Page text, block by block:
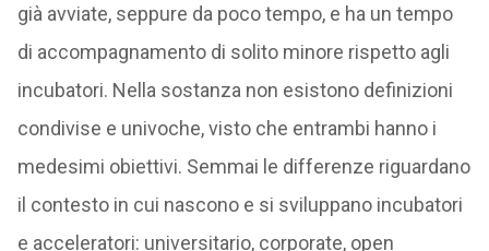
già avviate, seppure da poco tempo, e ha un tempo
di accompagnamento di solito minore rispetto agli
incubatori. Nella sostanza non esistono definizioni
condivise e univoche, visto che entrambi hanno i
medesimi obiettivi. Semmai le differenze riguardano
il contesto in cui nascono e si sviluppano incubatori
e acceleratori: universitario, corporate, open